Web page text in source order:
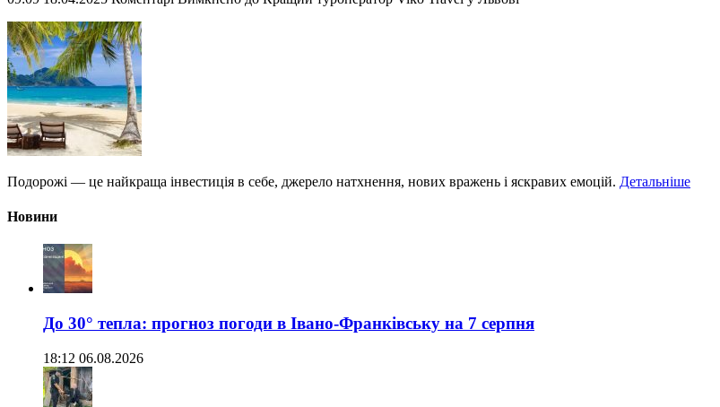
Подорожі — це найкраща інвестиція в себе, джерело натхнення, нових вражень і яскравих емоцій. Детальніше
Новини
До 30° тепла: прогноз погоди в Івано-Франківську на 7 серпня
18:12 06.08.2026